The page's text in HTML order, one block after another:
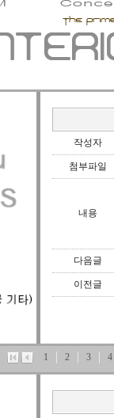
작성자
첨부파일
내용
다음글
이전글
1 2 3 4